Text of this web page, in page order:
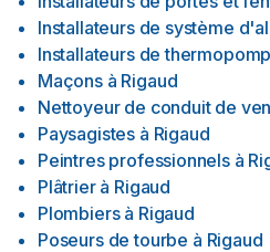
Installateurs de système
Installateurs de
Maçons à Rigaud
Nettoyeur de conduit de
Paysagistes à Rigaud
Peintres professionnels à
Plâtrier à Rigaud
Plombiers à Rigaud
Poseurs de tourbe à Rigaud